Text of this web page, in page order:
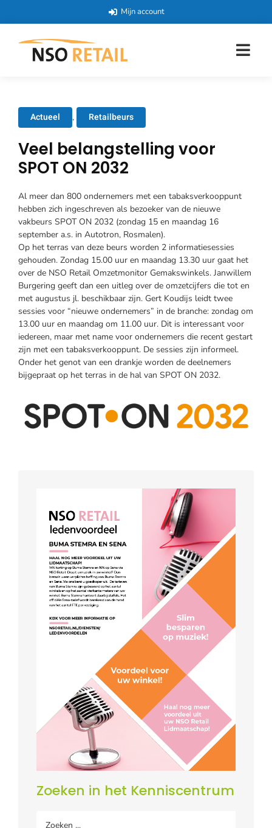
Mijn account
Actueel , Retailbeurs
Veel belangstelling voor
SPOT ON 2032
Al meer dan 800 ondernemers met een tabaksverkooppunt
hebben zich ingeschreven als bezoeker van de nieuwe
vakbeurs SPOT ON 2032 (zondag 15 en maandag 16
september a.s. in Autotron, Rosmalen).
Op het terras van deze beurs worden 2 informatiesessies
gehouden. Zondag 15.00 uur en maandag 13.30 uur gaat het
over de NSO Retail Omzetmonitor Gemakswinkels. Janwillem
Burgering geeft dan een uitleg over de omzetcijfers die tot en
met augustus jl. beschikbaar zijn. Gert Koudijs leidt twee
sessies voor “nieuwe ondernemers” in de branche: zondag om
13.00 uur en maandag om 11.00 uur. Dit is interessant voor
iedereen, maar met name voor ondernemers die recent gestart
zijn met een tabaksverkooppunt. De sessies zijn informeel.
Onder het genot van een drankje worden de deelnemers
bijgepraat op het terras in de hal van SPOT ON 2032.
Zoeken in het Kenniscentrum